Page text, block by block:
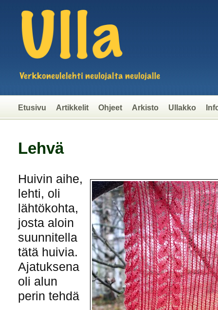
Etusivu Artikkelit Ohjeet Arkisto Ullakko
Lehvä
Huivin aihe,
lehti, oli
lähtökohta,
josta aloin
suunnitella
tätä huivia.
Ajatuksena
oli alun
perin tehdä